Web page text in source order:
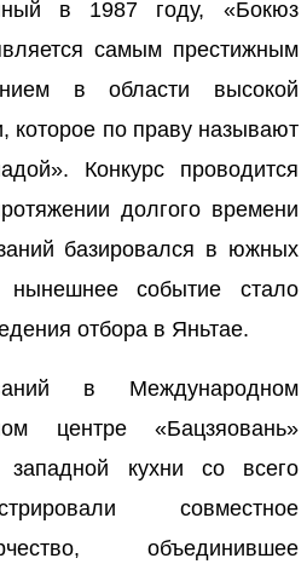
в 1987 году, «Бокюз
самым престижным
в области высокой
которое по праву называют
Конкурс проводится
долгого времени
базировался в южных
событие стало
отбора в Яньтае.
в Международном
центре «Бацзяовань»
кухни со всего
совместное
объединившее